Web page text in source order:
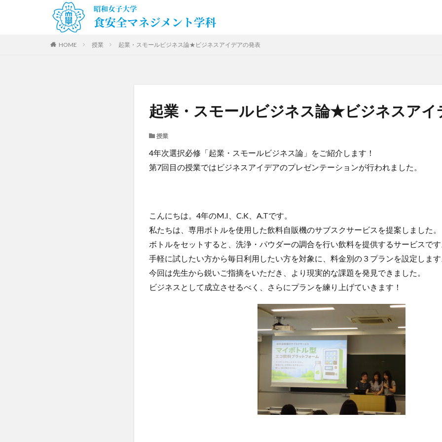
HOME 授業 起業・スモールビジネス論★ビジネスアイデアの発表
起業・スモールビジネス論★ビジネスアイ
授業
4年次選択必修「起業・スモールビジネス論」をご紹介します！
第7回目の授業ではビジネスアイデアのプレゼンテーションが行われました。
こんにちは。4年のM.I、C.K、A.Tです。
私たちは、専用ボトルを使用した飲料自販機のサブスクサービスを提案しました。
ボトルをセットすると、洗浄・パウダーの調合を行い飲料を提供するサービスで
手軽に試したい方から毎日利用したい方を対象に、料金別の３プランを設定しま
今回は先生から鋭いご指摘をいただき、より現実的な課題を発見できました。
ビジネスとして成立させるべく、さらにプランを練り上げていきます！